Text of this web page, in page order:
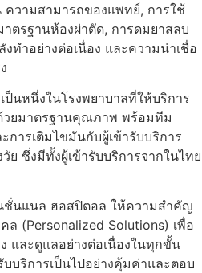
วามสามารถของแพทย์, การใช้
ตรฐานห้องผ่าตัด, การดมยาสลบ
ำอย่างต่อเนื่อง และความน่าเชื่อ
ป็นหนึ่งในโรงพยาบาลที่ให้บริการ
ยมาตรฐานคุณภาพ พร้อมทีม
ารเติมไขมันกับผู้เข้ารับบริการ
ย ซึ่งมีทั้งผู้เข้ารับบริการจากในไทย
นชั่นแนล ฮอสปิตอล ให้ความสำคัญ
(Personalized Solutions) เพื่อ
และดูแลอย่างต่อเนื่องในทุกขั้น
บริการเป็นไปอย่างคุ้มค่าและตอบ